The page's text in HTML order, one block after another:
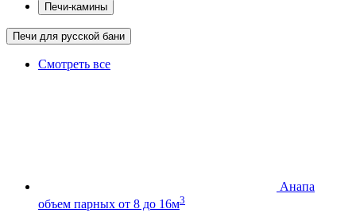
Печи-камины
Печи для русской бани
Смотреть все
Анапа
объем парных от 8 до 16м3